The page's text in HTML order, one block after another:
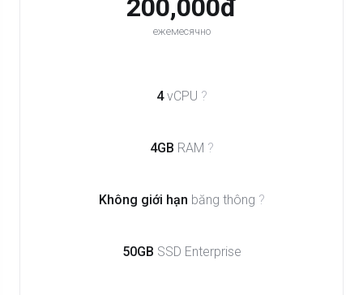
200,000đ
ежемесячно
4vCPU ?
4GB RAM ?
Không giới hạn băng thông ?
50GB SSD Enterprise